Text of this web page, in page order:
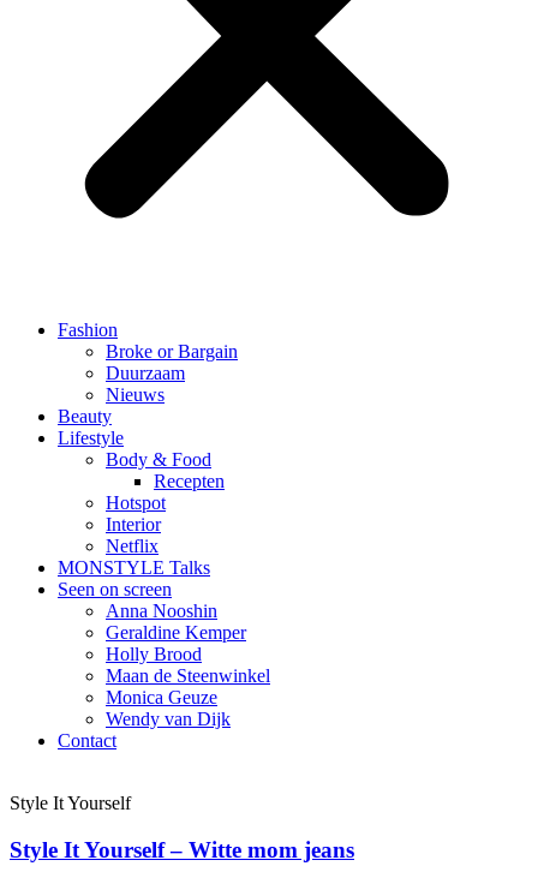
Fashion
Broke or Bargain
Duurzaam
Nieuws
Beauty
Lifestyle
Body & Food
Recepten
Hotspot
Interior
Netflix
MONSTYLE Talks
Seen on screen
Anna Nooshin
Geraldine Kemper
Holly Brood
Maan de Steenwinkel
Monica Geuze
Wendy van Dijk
Contact
Style It Yourself
Style It Yourself – Witte mom jeans